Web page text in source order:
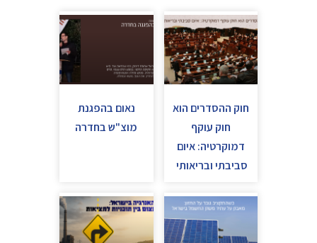
חוק ההסדרים הוא
חוק עוקף
דמוקרטיה: איום
סביבתי ובריאותי
נאום בהפגנת
מוצ"ש בחדרה